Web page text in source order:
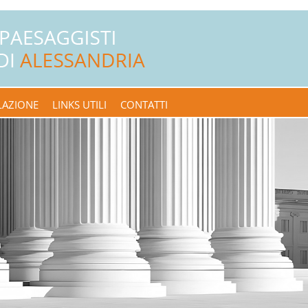
LINKS UTILI CONTATTI